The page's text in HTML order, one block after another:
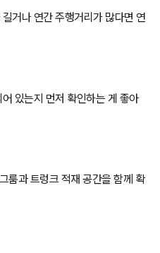
거나 연간 주행거리가 많다면 연
있는지 먼저 확인하는 게 좋아
룸과 트렁크 적재 공간을 함께 확